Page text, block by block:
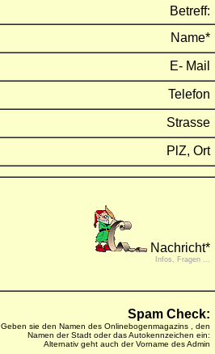
Betreff:
Name*
E- Mail
Telefon
Strasse
PlZ, Ort
Nachricht*
Infos, Fragen ...
Spam Check:
Geben sie den Namen des Onlinebogenmagazins , den
Namen der Stadt oder das Autokennzeichen ein:
Alternativ geht auch der Vorname des Admin